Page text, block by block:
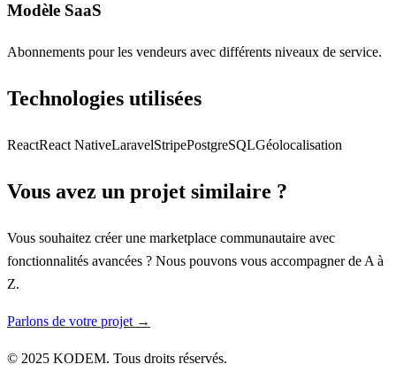
Modèle SaaS
Abonnements pour les vendeurs avec différents niveaux de service.
Technologies utilisées
ReactReact NativeLaravelStripePostgreSQLGéolocalisation
Vous avez un projet similaire ?
Vous souhaitez créer une marketplace communautaire avec
fonctionnalités avancées ? Nous pouvons vous accompagner de A à
Z.
Parlons de votre projet →
© 2025 KODEM. Tous droits réservés.